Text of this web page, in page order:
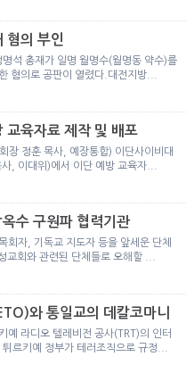
혐의 부인
석 총재가 일명 월명수(월명동 약수)를
혐의로 공판이 열렸다.대전지방...
교육자료 제작 및 배포
장 정훈 목사, 예장통합) 이단사이비대
, 이대위)에서 이단 예방 교육자...
수 구원파 협력기관
회자, 기독교 지도자 등을 앞세운 단체
교회와 관련된 단체들로 오해할 ...
와 통일교의 데칼코마니
예 라디오 텔레비전 공사(TRT)의 인터
르키예 정부가 테러조직으로 규정...